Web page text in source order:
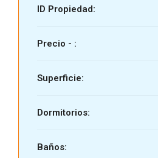
ID Propiedad:
Precio - :
Superficie:
Dormitorios:
Baños: